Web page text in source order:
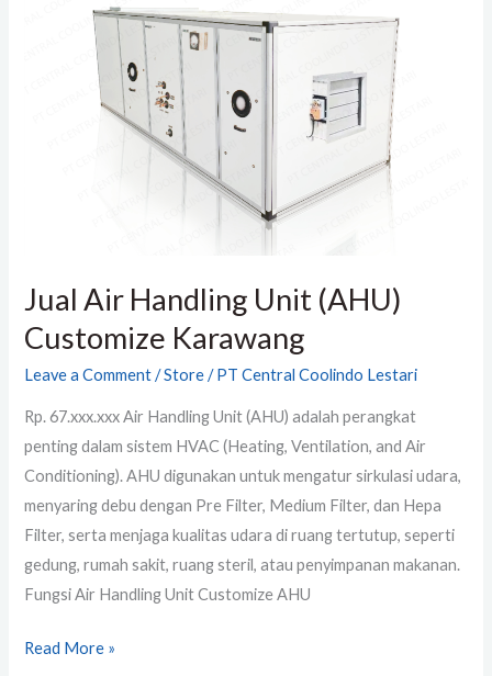
Jual Air Handling Unit (AHU)
Customize Karawang
Leave a Comment /Store/PT Central Coolindo Lestari
Rp. 67.xxx.xxx Air Handling Unit (AHU) adalah perangkat
penting dalam sistem HVAC (Heating, Ventilation, and Air
Conditioning). AHU digunakan untuk mengatur sirkulasi udara,
menyaring debu dengan Pre Filter, Medium Filter, dan Hepa
Filter, serta menjaga kualitas udara di ruang tertutup, seperti
gedung, rumah sakit, ruang steril, atau penyimpanan makanan.
Fungsi Air Handling Unit Customize AHU
Read More »